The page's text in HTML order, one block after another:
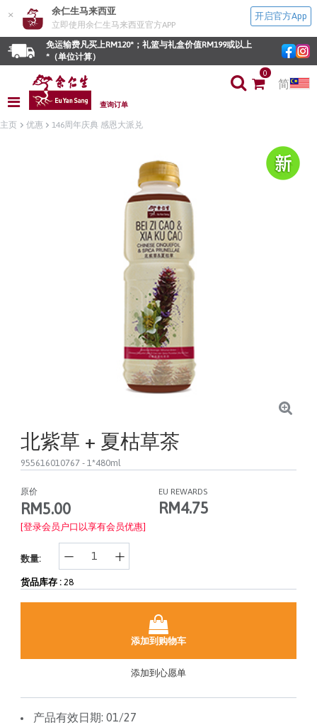
× 余仁生马来西亚
立即使用余仁生马来西亚官方APP
开启官方App
免运输费凡买上RM120*；礼篮与礼盒价值RM199或以上
*（单位计算）
查询订单
0
简
主页 优惠 146周年庆典 感恩大派兑
北紫草 + 夏枯草茶
955616010767 - 1*480ml
原价
RM5.00
EU REWARDS
RM4.75
[登录会员户口以享有会员优惠]
数量:
货品库存 : 28
添加到购物车
添加到心愿单
产品有效日期: 01/27